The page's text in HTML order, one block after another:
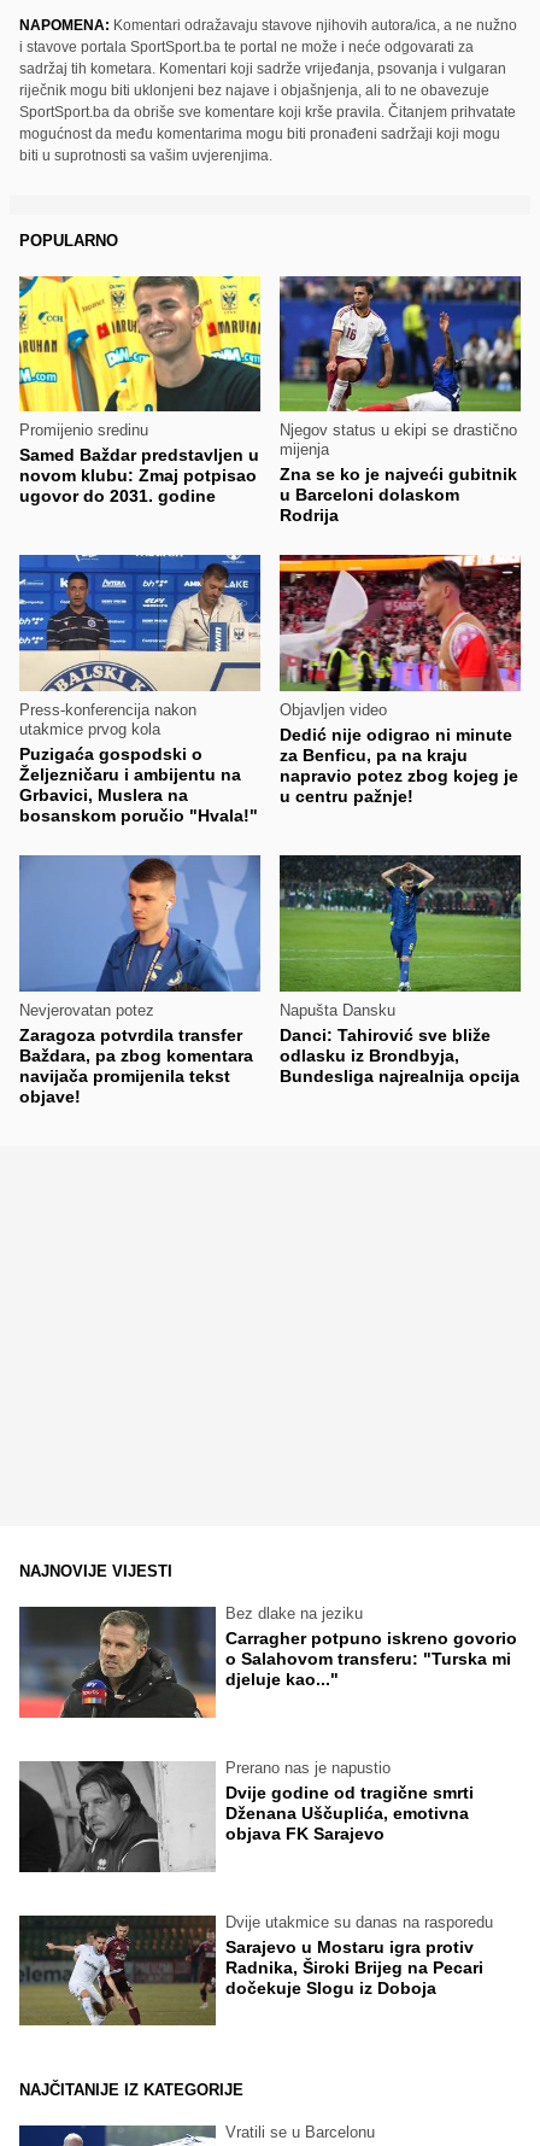
NAPOMENA: Komentari odražavaju stavove njihovih autora/ica, a ne nužno
i stavove portala SportSport.ba te portal ne može i neće odgovarati za
sadržaj tih kometara. Komentari koji sadrže vrijeđanja, psovanja i vulgaran
riječnik mogu biti uklonjeni bez najave i objašnjenja, ali to ne obavezuje
SportSport.ba da obriše sve komentare koji krše pravila. Čitanjem prihvatate
mogućnost da među komentarima mogu biti pronađeni sadržaji koji mogu
biti u suprotnosti sa vašim uvjerenjima.
POPULARNO
Promijenio sredinu
Samed Baždar predstavljen u
novom klubu: Zmaj potpisao
ugovor do 2031. godine
Njegov status u ekipi se drastično
mijenja
Zna se ko je najveći gubitnik
u Barceloni dolaskom
Rodrija
Press-konferencija nakon
utakmice prvog kola
Puzigaća gospodski o
Željezničaru i ambijentu na
Grbavici, Muslera na
bosanskom poručio "Hvala!"
Objavljen video
Dedić nije odigrao ni minute
za Benficu, pa na kraju
napravio potez zbog kojeg je
u centru pažnje!
Nevjerovatan potez
Zaragoza potvrdila transfer
Baždara, pa zbog komentara
navijača promijenila tekst
objave!
Napušta Dansku
Danci: Tahirović sve bliže
odlasku iz Brondbyja,
Bundesliga najrealnija opcija
NAJNOVIJE VIJESTI
Bez dlake na jeziku
Carragher potpuno iskreno govorio
o Salahovom transferu: "Turska mi
djeluje kao..."
Prerano nas je napustio
Dvije godine od tragične smrti
Dženana Uščuplića, emotivna
objava FK Sarajevo
Dvije utakmice su danas na rasporedu
Sarajevo u Mostaru igra protiv
Radnika, Široki Brijeg na Pecari
dočekuje Slogu iz Doboja
NAJČITANIJE IZ KATEGORIJE
Vratili se u Barcelonu